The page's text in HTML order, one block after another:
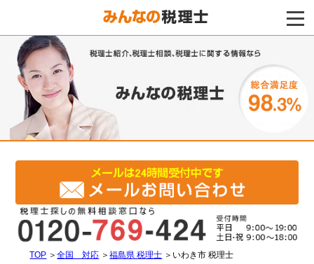
電話をする
TOP ＞全国 対応 ＞福島県 税理士 ＞ いわき市 税理士